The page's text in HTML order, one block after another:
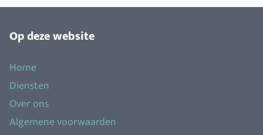
Op deze website
Home
Diensten
Over ons
Algemene voorwaarden